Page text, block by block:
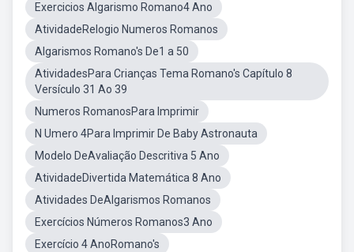
Exercicios Algarismo Romano4 Ano
AtividadeRelogio Numeros Romanos
Algarismos Romano's De1 a 50
AtividadesPara Crianças Tema Romano's Capítulo 8
Versículo 31 Ao 39
Numeros RomanosPara Imprimir
N Umero 4Para Imprimir De Baby Astronauta
Modelo DeAvaliação Descritiva 5 Ano
AtividadeDivertida Matemática 8 Ano
Atividades DeAlgarismos Romanos
Exercícios Números Romanos3 Ano
Exercício 4 AnoRomano's